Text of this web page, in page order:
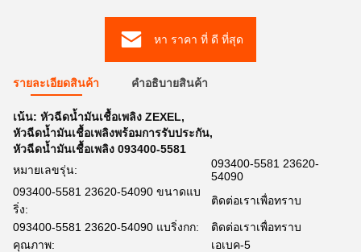
หา ราคา ที่ ดี ที่สุด
รายละเอียดสินค้า คําอธิบายสินค้า
เน้น: หัวฉีดน้ำมันเชื้อเพลิง ZEXEL,
หัวฉีดน้ำมันเชื้อเพลิงพร้อมการรับประกัน,
หัวฉีดน้ำมันเชื้อเพลิง 093400-5581
หมายเลขรุ่น:
093400-5581 23620-
54090
093400-5581 23620-54090 ขนาดแบ
ริ่ง:
ติดต่อเราเพื่อทราบ
093400-5581 23620-54090 แบริ่งกก:
ติดต่อเราเพื่อทราบ
คุณภาพ:
เอเบค-5